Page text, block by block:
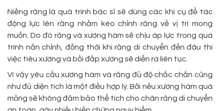
Niềng răng là quá trình bác sĩ sẽ dùng các khí cụ để tác
động lực lên răng nhằm kéo chỉnh răng về vị trí mong
muốn. Do đó răng và xương hàm sẽ chịu áp lực trong quá
trình nắn chỉnh, đồng thời khi răng di chuyển đến đâu thì
việc tiêu xương và bồi đắp xương sẽ diễn ra liên tục.
Vì vậy yêu cầu xương hàm và răng đủ độ chắc chắn cũng
như đủ diện tích là một điều hợp lý. Bởi nếu xương hàm quá
mỏng sẽ không đảm bảo thể tích cho chân răng di chuyển